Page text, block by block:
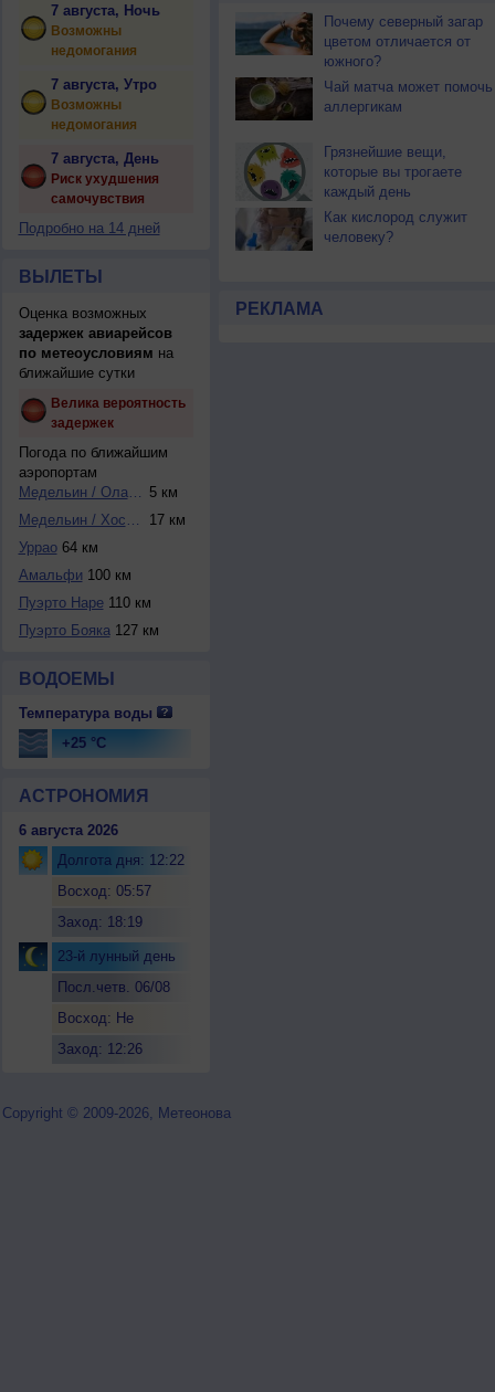
7 августа, Ночь
Возможны
недомогания
7 августа, Утро
Возможны
недомогания
7 августа, День
Риск ухудшения
самочувствия
Подробно на 14 дней
ВЫЛЕТЫ
Оценка возможных
задержек авиарейсов
по метеоусловиям на
ближайшие сутки
Велика вероятность
задержек
Погода по ближайшим
аэропортам
Медельин / Олая-Г... 5 км
Медельин / Хосе М...
17 км
Уррао64 км
Амальфи 100 км
Пуэрто Наре110 км
Пуэрто Бояка127 км
ВОДОЕМЫ
Температура воды
+25 °C
АСТРОНОМИЯ
6 августа 2026
Долгота дня: 12:22
Восход: 05:57
Заход: 18:19
23-й лунный день
Посл.четв. 06/08
Восход: Не
Заход: 12:26
Почему северный загар
цветом отличается от
южного?
Чай матча может помочь
аллергикам
Грязнейшие вещи,
которые вы трогаете
каждый день
Как кислород служит
человеку?
РЕКЛАМА
Copyright © 2009-2026, Метеонова